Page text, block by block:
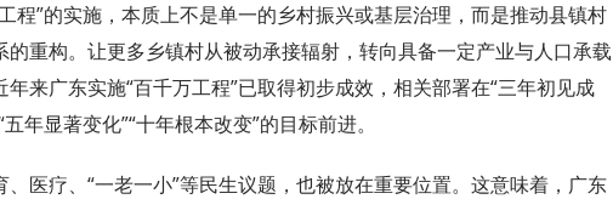
程”的实施，本质上不是单一的乡村振兴或基层治理，而是推动县镇村
的重构。让更多乡镇村从被动承接辐射，转向具备一定产业与人口承载
来广东实施“百千万工程”已取得初步成效，相关部署在“三年初见成
年显著变化”“十年根本改变”的目标前进。
、医疗、“一老一小”等民生议题，也被放在重要位置。这意味着，广东